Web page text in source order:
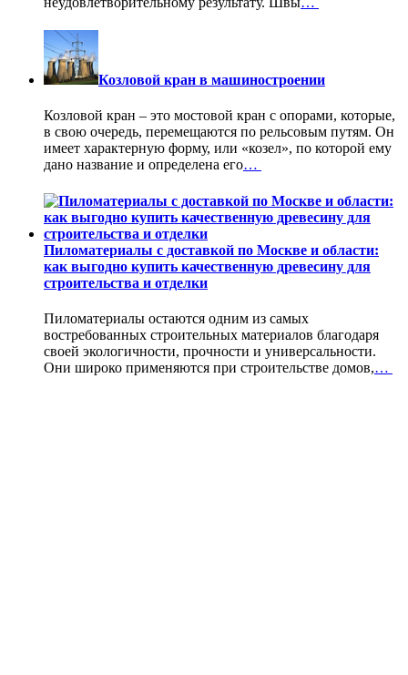
Козловой кран в машиностроении
Козловой кран – это мостовой кран с опорами, которые,
в свою очередь, перемещаются по рельсовым путям. Он
имеет характерную форму, или «козел», по которой ему
дано название и определена его…
Пиломатериалы с доставкой по Москве и области:
как выгодно купить качественную древесину для
строительства и отделки
Пиломатериалы остаются одним из самых
востребованных строительных материалов благодаря
своей экологичности, прочности и универсальности.
Они широко применяются при строительстве домов,…